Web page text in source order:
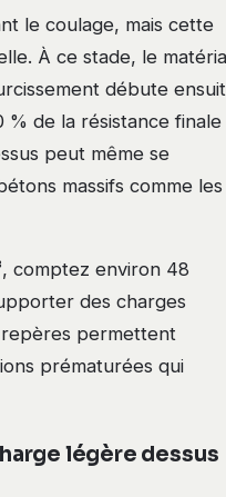
le coulage, mais cette
À ce stade, le
débute
% de la résistance finale
peut même se
massifs comme les
comptez environ 48
des charges
repères permettent
prématurées qui
légère dessus